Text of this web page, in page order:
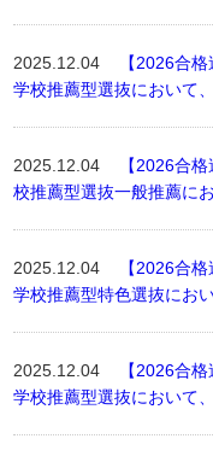
2025.12.04
【2026合
学校推薦型選抜において
2025.12.04
【2026合
校推薦型選抜一般推薦に
2025.12.04
【2026合
学校推薦型特色選抜にお
2025.12.04
【2026合
学校推薦型選抜において